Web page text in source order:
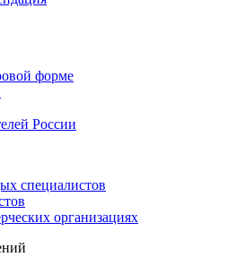
форме
России
специалистов
организациях